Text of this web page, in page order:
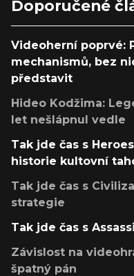
Doporučené
Videoherní poprvé:
mechanismů, bez
představit
Hideo Kodžima:
let nešlápnul vedle
Tak jde čas s
historie kultovní
Tak jde čas s
strategie
Tak jde čas s
Závislost na
špatný pán